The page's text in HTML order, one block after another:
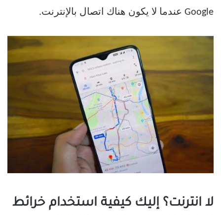
Google عندما لا يكون هناك اتصال بالإنترنت.
لا انترنت؟ إليك كيفية استخدام خرائط